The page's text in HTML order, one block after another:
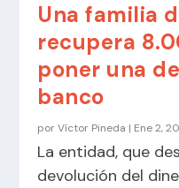
Una familia
recupera
poner una
banco
porVíctor Pineda | Ene 2,
La entidad, que
devolución del